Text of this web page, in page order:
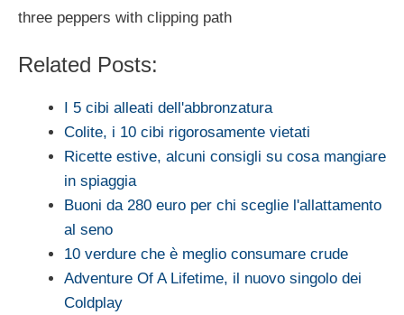
three peppers with clipping path
Related Posts:
I 5 cibi alleati dell'abbronzatura
Colite, i 10 cibi rigorosamente vietati
Ricette estive, alcuni consigli su cosa mangiare
in spiaggia
Buoni da 280 euro per chi sceglie l'allattamento
al seno
10 verdure che è meglio consumare crude
Adventure Of A Lifetime, il nuovo singolo dei
Coldplay